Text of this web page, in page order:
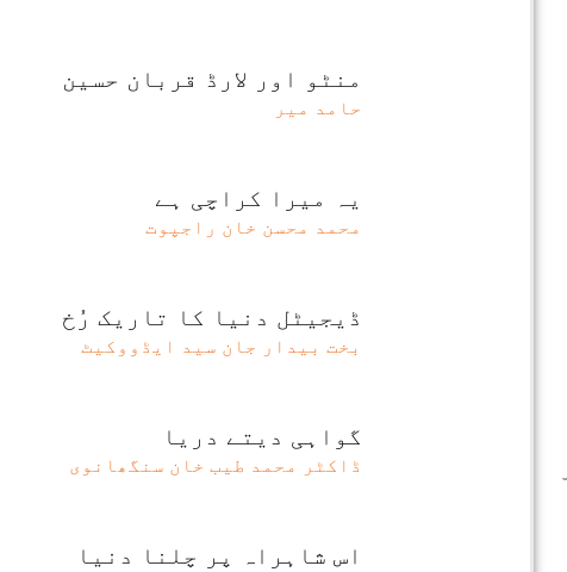
منٹو اور لارڈ قربان حسین
حامد میر
یہ میرا کراچی ہے
محمد محسن خان راجپوت
ڈیجیٹل دنیا کا تاریک رُخ
بخت بیدار جان سید ایڈووکیٹ
گواہی دیتے دریا
ڈاکٹر محمد طیب خان سنگھانوی
اس شاہراہ پر چلنا دنیا